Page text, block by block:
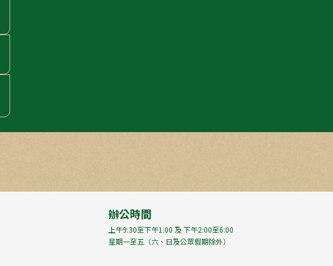
辦公時間
上午9:30至下午1:00 及 下午2:00至6:00
星期一至五（六、日及公眾假期除外）